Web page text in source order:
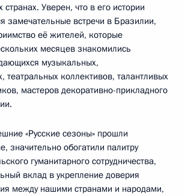
странах. Уверен, что в его истории
замечательные встречи в Бразилии,
её жителей, которые
месяцев знакомились
музыкальных,
театральных коллективов, талантливых
мастеров декоративно-прикладного
«Русские сезоны» прошли
значительно обогатили палитру
гуманитарного сотрудничества,
вклад в укрепление доверия
между нашими странами и народами,